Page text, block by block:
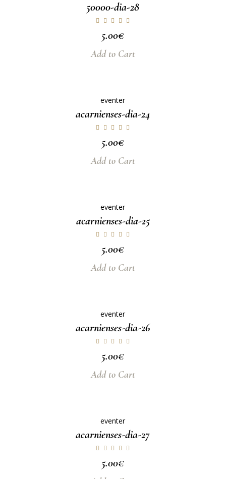
50000-dia-28
5.00€
Add to Cart
eventer
acarnienses-dia-24
5.00€
Add to Cart
eventer
acarnienses-dia-25
5.00€
Add to Cart
eventer
acarnienses-dia-26
5.00€
Add to Cart
eventer
acarnienses-dia-27
5.00€